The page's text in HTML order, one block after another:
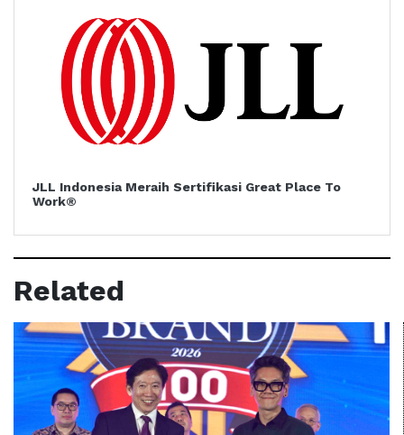
JLL Indonesia Meraih Sertifikasi Great Place To
Work®
Related